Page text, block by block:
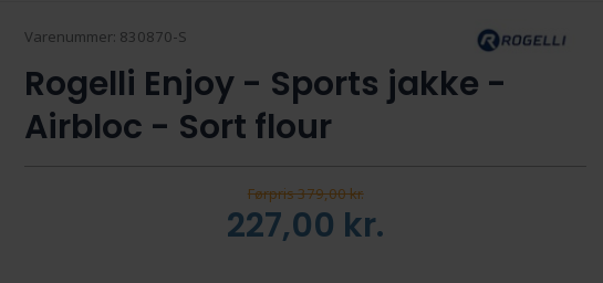
Varenummer: 830870-S
Rogelli Enjoy - Sports jakke -
Airbloc - Sort flour
Førpris 379,00 kr.
227,00 kr.